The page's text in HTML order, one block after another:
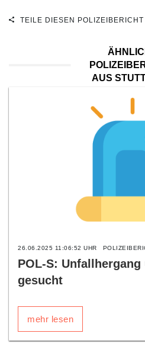
TEILE DIESEN POLIZEIBERICHT
AUS
26.06.2025 11:06:52 UHR
POL-S:
gesucht
mehr lesen